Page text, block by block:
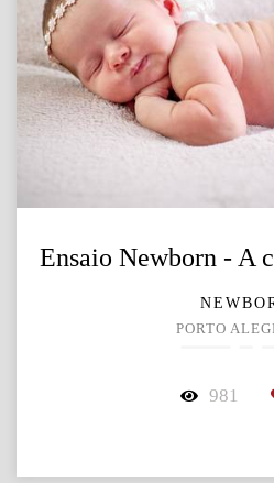
Ensaio Newborn - A
PORTO
981